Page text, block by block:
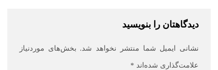
دیدگاهتان را بنویسید
نشانی ایمیل شما منتشر نخواهد شد. بخش‌های موردنیاز
علامت‌گذاری شده‌اند *